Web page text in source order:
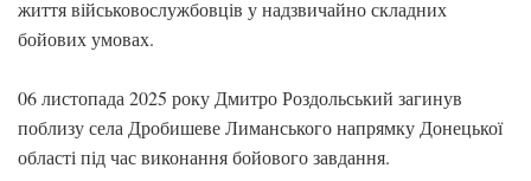
життя військовослужбовців у надзвичайно складних
бойових умовах.
06 листопада 2025 року Дмитро Роздольський загинув
поблизу села Дробишеве Лиманського напрямку Донецької
області під час виконання бойового завдання.